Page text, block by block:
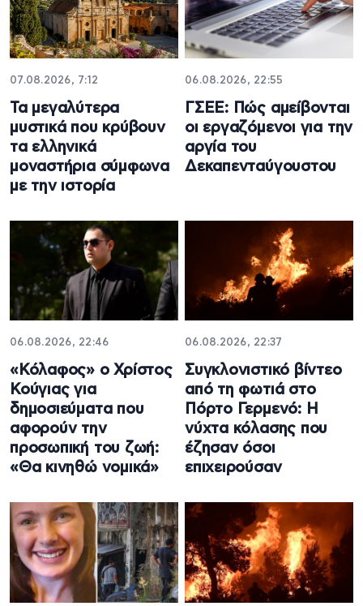
07.08.2026, 7:12
Τα μεγαλύτερα
μυστικά που κρύβουν
τα ελληνικά
μοναστήρια σύμφωνα
με την ιστορία
06.08.2026, 22:55
ΓΣΕΕ: Πώς αμείβονται
οι εργαζόμενοι για την
αργία του
Δεκαπενταύγουστου
06.08.2026, 22:46
«Κόλαφος» ο Χρίστος
Κούγιας για
δημοσιεύματα που
αφορούν την
προσωπική του ζωή:
«Θα κινηθώ νομικά»
06.08.2026, 22:37
Συγκλονιστικό βίντεο
από τη φωτιά στο
Πόρτο Γερμενό: Η
νύχτα κόλασης που
έζησαν όσοι
επιχειρούσαν